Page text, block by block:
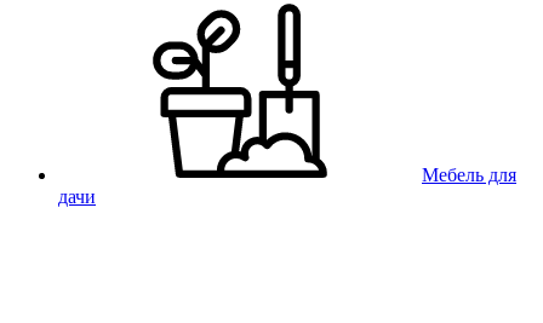
Мебель для
дачи